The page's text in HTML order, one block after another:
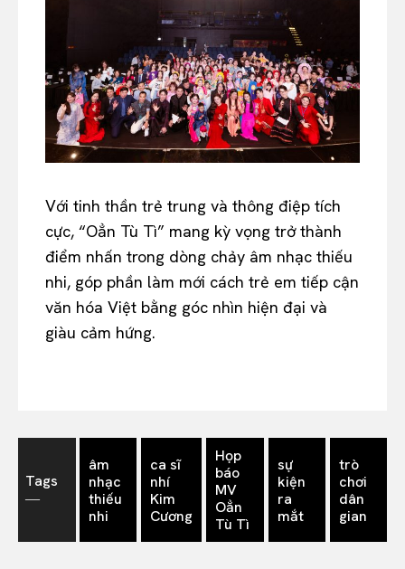
Với tinh thần trẻ trung và thông điệp tích
cực, “Oẳn Tù Tì” mang kỳ vọng trở thành
điểm nhấn trong dòng chảy âm nhạc thiếu
nhi, góp phần làm mới cách trẻ em tiếp cận
văn hóa Việt bằng góc nhìn hiện đại và
giàu cảm hứng.
Tags
―
âm
nhạc
thiếu
nhi
ca sĩ
nhí
Kim
Cương
Họp
báo
MV
Oẳn
Tù Tì
sự
kiện
ra
mắt
trò
chơi
dân
gian